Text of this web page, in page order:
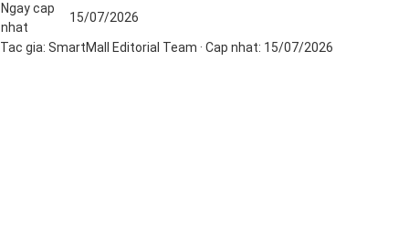
Ngay cap
nhat
15/07/2026
Tac gia: SmartMall Editorial Team · Cap nhat: 15/07/2026